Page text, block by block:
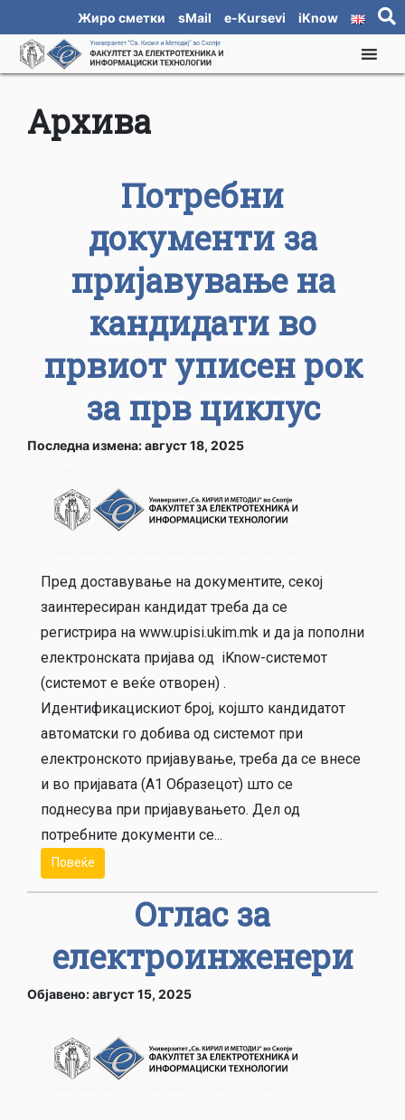
Жиро сметки sMail e-Kursevi iKnow
Архива
Потребни
документи за
пријавување на
кандидати во
првиот уписен рок
за прв циклус
Последна измена: август 18, 2025
Пред доставување на документите, секој
заинтересиран кандидат треба да се
регистрира на www.upisi.ukim.mk и да ја пополни
електронската пријава од iKnow-системот
(системот е веќе отворен) .
Идентификацискиот број, којшто кандидатот
автоматски го добива од системот при
електронското пријавување, треба да се внесе
и во пријавата (А1 Образецот) што се
поднесува при пријавувањето. Дел од
потребните документи се...
Повеќе
Оглас за
електроинженери
Објавено: август 15, 2025